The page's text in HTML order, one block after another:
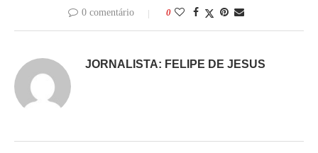
0 comentário 0
JORNALISTA: FELIPE DE JESUS